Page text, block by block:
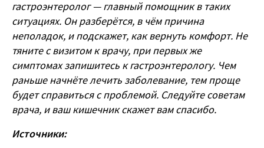
гастроэнтеролог — главный помощник в таких
ситуациях. Он разберётся, в чём причина
неполадок, и подскажет, как вернуть комфорт. Не
тяните с визитом кврачу, при первых же
симптомах запишитесь к гастроэнтерологу. Чем
раньше начнётелечить заболевание, тем проще
будет справиться с проблемой. Следуйтесоветам
врача, и ваш кишечник скажет вам спасибо.
Источники: